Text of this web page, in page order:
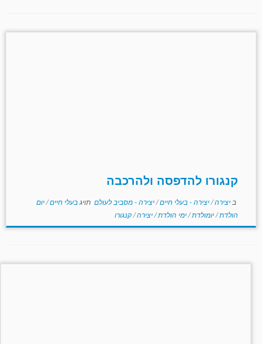
קנגורו להדפסה ולהרכבה
ב יצירה/יצירה - בעלי חיים/יצירה - מסביב לעולם תויגבעלי חיים/יום
הולדת/יומולדת/ימי הולדת/יצירה/קנגורו